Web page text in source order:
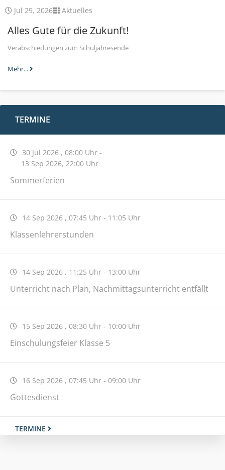
Jul 29, 2026 Aktuelles
Alles Gute für die Zukunft!
Verabschiedungen zum Schuljahresende
Mehr...
TERMINE
30 Jul 2026 , 08:00 Uhr -
13 Sep 2026, 22:00 Uhr
Sommerferien
14 Sep 2026 , 07:45 Uhr - 11:05 Uhr
Klassenlehrerstunden
14 Sep 2026 , 11:25 Uhr - 13:00 Uhr
Unterricht nach Plan, Nachmittagsunterricht entfällt
15 Sep 2026 , 08:30 Uhr - 10:00 Uhr
Einschulungsfeier Klasse 5
16 Sep 2026 , 07:45 Uhr - 09:00 Uhr
Gottesdienst
TERMINE